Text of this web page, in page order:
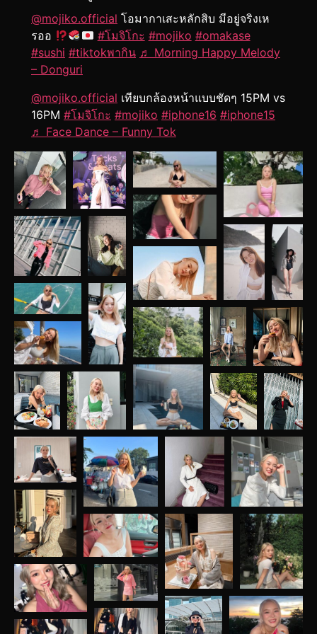
@mojiko.official โอมากาเสะหลักสิบ มีอยู่จริงเห
รออ
#โมจิโกะ #mojiko #omakase
#sushi #tiktokพากิน ♬ Morning Happy Melody
– Donguri
@mojiko.official เทียบกล้องหน้าแบบชัดๆ 15PM vs
16PM #โมจิโกะ #mojiko #iphone16 #iphone15
♬ Face Dance – Funny Tok